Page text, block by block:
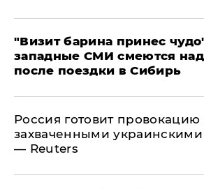
"Визит барина принес
западные СМИ смеются
после поездки в Сибирь
​Россия готовит провокацию
захваченными
— Reuters